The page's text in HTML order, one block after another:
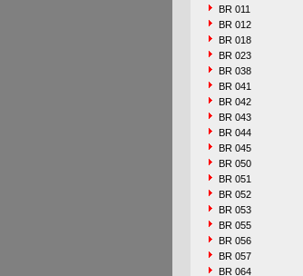
BR 011
BR 012
BR 018
BR 023
BR 038
BR 041
BR 042
BR 043
BR 044
BR 045
BR 050
BR 051
BR 052
BR 053
BR 055
BR 056
BR 057
BR 064